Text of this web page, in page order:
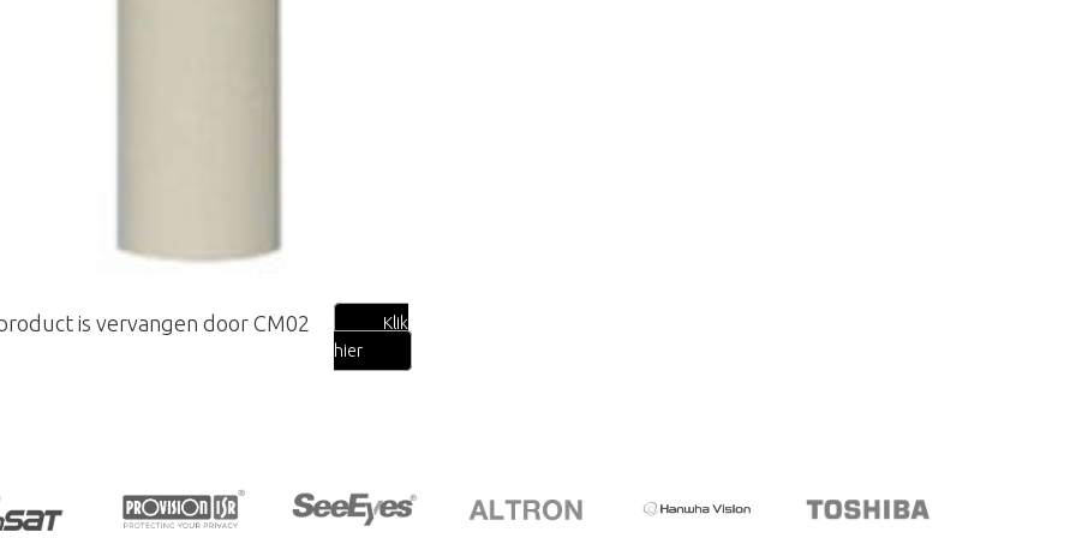
is vervangen door CM02
Klik
hier